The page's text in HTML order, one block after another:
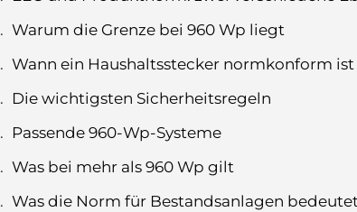
Warum die Grenze bei 960 Wp liegt
Wann ein Haushaltsstecker normkonform ist
Die wichtigsten Sicherheitsregeln
Passende 960-Wp-Systeme
Was bei mehr als 960 Wp gilt
Was die Norm für Bestandsanlagen